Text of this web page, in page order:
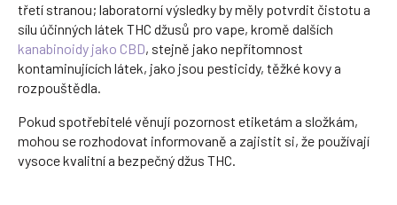
třetí stranou; laboratorní výsledky by měly potvrdit čistotu a
sílu účinných látek THC džusů pro vape, kromě dalších
kanabinoidy jako CBD, stejně jako nepřítomnost
kontaminujících látek, jako jsou pesticidy, těžké kovy a
rozpouštědla.
Pokud spotřebitelé věnují pozornost etiketám a složkám,
mohou se rozhodovat informovaně a zajistit si, že používají
vysoce kvalitní a bezpečný džus THC.